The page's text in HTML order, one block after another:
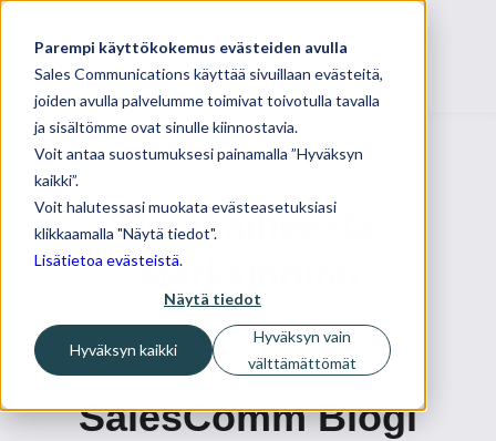
Parempi käyttökokemus evästeiden avulla
Sales Communications käyttää sivuillaan evästeitä,
joiden avulla palvelumme toimivat toivotulla tavalla
ja sisältömme ovat sinulle kiinnostavia.
Voit antaa suostumuksesi painamalla ”Hyväksyn
kaikki”.
Voit halutessasi muokata evästeasetuksiasi
klikkaamalla "Näytä tiedot".
Lisätietoa evästeistä.
Näytä tiedot
Hyväksyn kaikki
Hyväksyn vain
välttämättömät
Blogit aiheesta:
Markkinointi
SalesComm Blogi